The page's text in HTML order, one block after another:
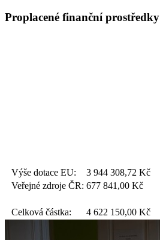
Proplacené finanční prostředky
Výše dotace EU: 3 944 308,72 Kč
Veřejné zdroje ČR: 677 841,00 Kč
Celková částka: 4 622 150,00 Kč